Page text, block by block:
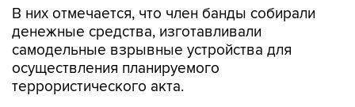
В них отмечается, что член банды собирали
денежные средства, изготавливали
самодельные взрывные устройства для
осуществления планируемого
террористического акта.